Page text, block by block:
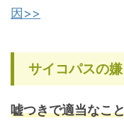
因>>
サイコパスの
嘘つきで適当なこ